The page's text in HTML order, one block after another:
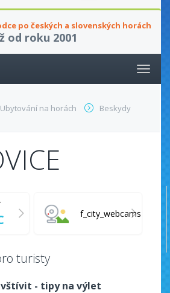
po českých a slovenských horách
od roku 2001
Ubytování na horách
Beskydy
f_city_webcams
turisty
- tipy na výlet